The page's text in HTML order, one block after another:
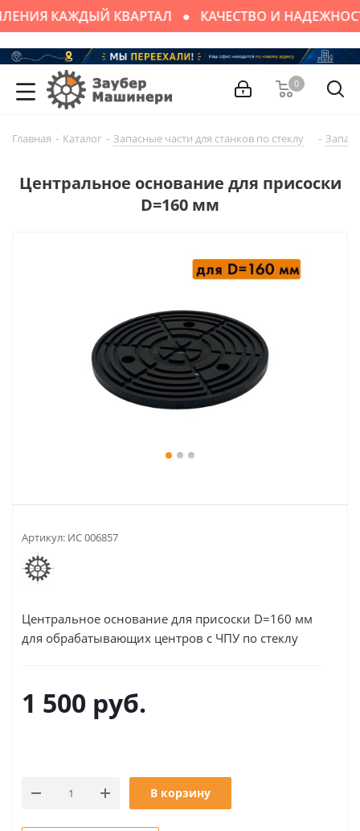
КАЖДЫЙ КВАРТАЛ КАЧЕСТВО И
0
Главная - Каталог - Запасные части для cтaнков по стеклу -
Центральное основание для присоски
D=160 мм
Артикул: ИС 006857
Центральное основание для присоски D=160 мм
для обрабатывающих центров с ЧПУ по стеклу
1 500 руб.
В корзину